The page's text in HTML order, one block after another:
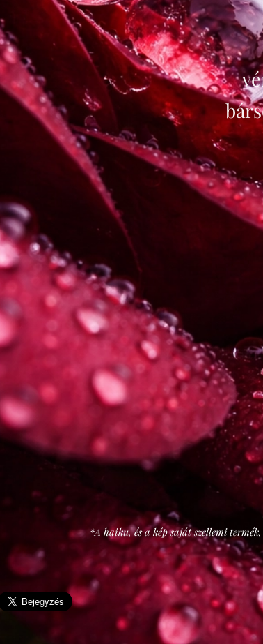
*A haiku, és a kép saját szellemi